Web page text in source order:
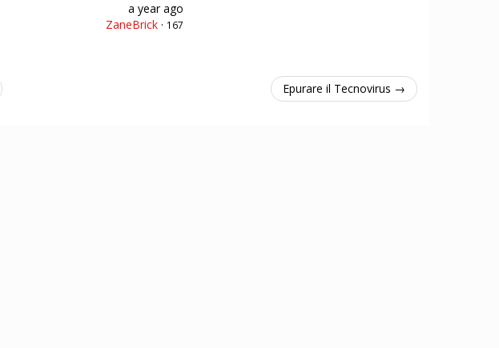
a year ago
ZaneBrick· 167
Epurare il Tecnovirus →